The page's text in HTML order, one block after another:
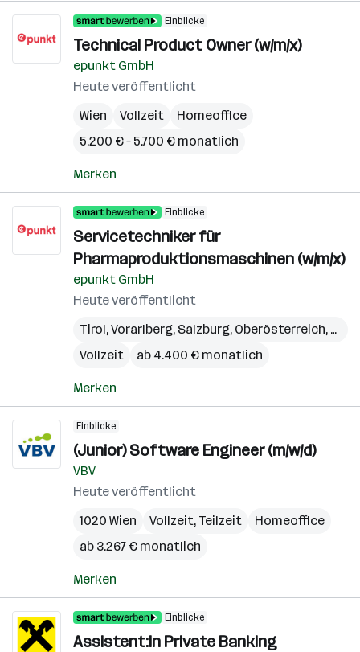
Einblicke
Technical Product Owner (w/m/x)
epunkt GmbH
Heute veröffentlicht
Wien
Vollzeit
Homeoffice
5.200 € – 5.700 € monatlich
Merken
Einblicke
Servicetechniker für
Pharmaproduktionsmaschinen (w/m/x)
epunkt GmbH
Heute veröffentlicht
Tirol,Vorarlberg, Salzburg, Oberösterreich,
Vollzeit
ab 4.400 € monatlich
Merken
Einblicke
(Junior) Software Engineer (m/w/d)
VBV
Heute veröffentlicht
1020 Wien
Vollzeit, Teilzeit
Homeoffice
ab 3.267 € monatlich
Merken
Einblicke
Assistent:in Private Banking